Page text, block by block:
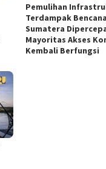
Pemulihan
Terdampak
Sumatera
Mayoritas Akses
Kembali Berfungsi